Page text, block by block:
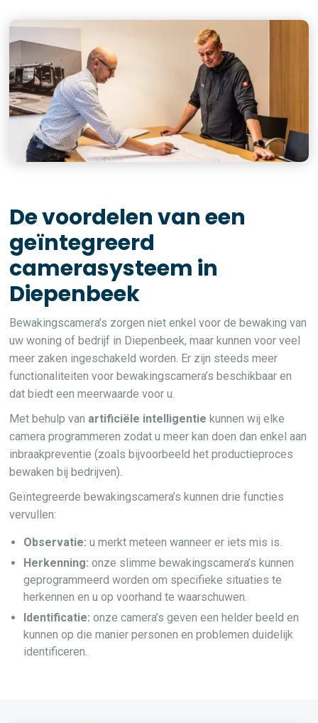
De voordelen van een
geïntegreerd
camerasysteem in
Diepenbeek
Bewakingscamera’s zorgen niet enkel voor de bewaking van
uw woning of bedrijf in Diepenbeek, maar kunnen voor veel
meer zaken ingeschakeld worden. Er zijn steeds meer
functionaliteiten voor bewakingscamera’s beschikbaar en
dat biedt een meerwaarde voor u.
Met behulp van artificiële intelligentie kunnen wij elke
camera programmeren zodat u meer kan doen dan enkel aan
inbraakpreventie (zoals bijvoorbeeld het productieproces
bewaken bij bedrijven).
Geïntegreerde bewakingscamera’s kunnen drie functies
vervullen:
Observatie: u merkt meteen wanneer er iets mis is.
Herkenning: onze slimme bewakingscamera’s kunnen
geprogrammeerd worden om specifieke situaties te
herkennen en u op voorhand te waarschuwen.
Identificatie: onze camera’s geven een helder beeld en
kunnen op die manier personen en problemen duidelijk
identificeren.